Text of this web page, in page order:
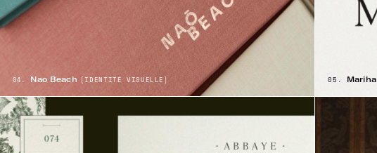
04. Nao Beach [IDENTITÉ VISUELLE ] 05. Mariha